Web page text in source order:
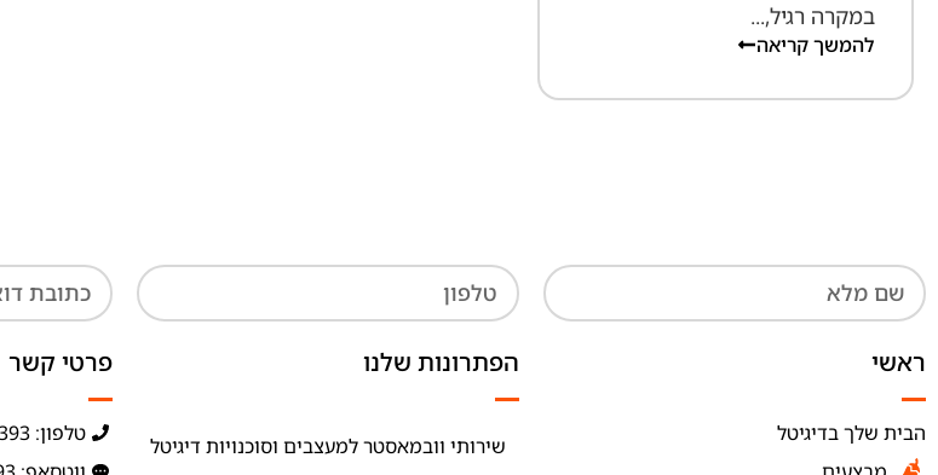
במקרה רגיל,...
להמשך קריאה
ראשי
הבית שלך בדיגיטל
הפתרונות שלנו
שירותי וובמאסטר למעצבים וסוכנויות דיגיטל
פרטי קשר
טלפון: 058-7069393